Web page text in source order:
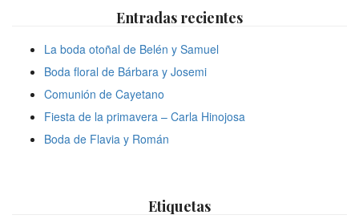
Entradas recientes
La boda otoñal de Belén y Samuel
Boda floral de Bárbara y Josemi
Comunión de Cayetano
Fiesta de la primavera – Carla Hinojosa
Boda de Flavia y Román
Etiquetas